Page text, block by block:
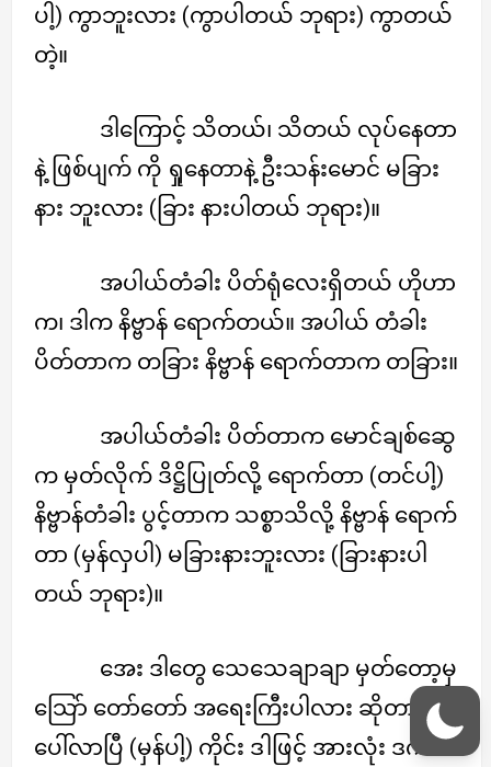
ပါ့) ကွာဘူးလား (ကွာပါတယ် ဘုရား) ကွာတယ်
တဲ့။
ဒါကြောင့် သိတယ်၊ သိတယ် လုပ်နေတာ
နဲ့ ဖြစ်ပျက် ကို ရှုနေတာနဲ့ ဦးသန်းမောင် မခြား
နား ဘူးလား (ခြား နားပါတယ် ဘုရား)။
အပါယ်တံခါး ပိတ်ရုံလေးရှိတယ် ဟိုဟာ
က၊ ဒါက နိဗ္ဗာန် ရောက်တယ်။ အပါယ် တံခါး
ပိတ်တာက တခြား နိဗ္ဗာန် ရောက်တာက တခြား။
အပါယ်တံခါး ပိတ်တာက မောင်ချစ်ဆွေ
က မှတ်လိုက် ဒိဋ္ဌိပြုတ်လို့ ရောက်တာ (တင်ပါ့)
နိဗ္ဗာန်တံခါး ပွင့်တာက သစ္စာသိလို့ နိဗ္ဗာန် ရောက်
တာ (မှန်လှပါ) မခြားနားဘူးလား (ခြားနားပါ
တယ် ဘုရား)။
အေး ဒါတွေ သေသေချာချာ မှတ်တော့မှ
သြော် တော်တော် အရေးကြီးပါလား ဆိုတာ
ပေါ်လာပြီ (မှန်ပါ့) ကိုင်း ဒါဖြင့် အားလုံး ဒကာ